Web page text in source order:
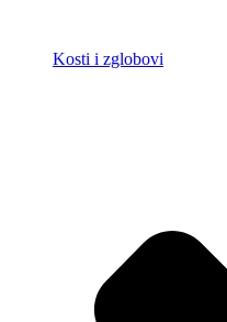
Kosti i zglobovi